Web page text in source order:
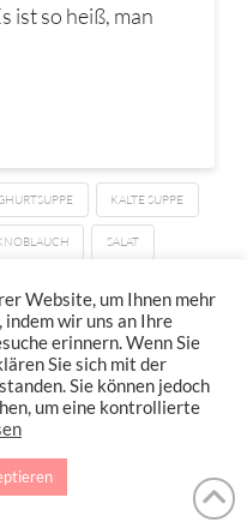
ist so heiß, man
KALTE SUPPE
SALAT
Reisen & Ausgehen Uvm.
Website, um Ihnen mehr
wir uns an Ihre
erinnern. Wenn Sie
Sie sich mit der
Sie können jedoch
um eine kontrollierte